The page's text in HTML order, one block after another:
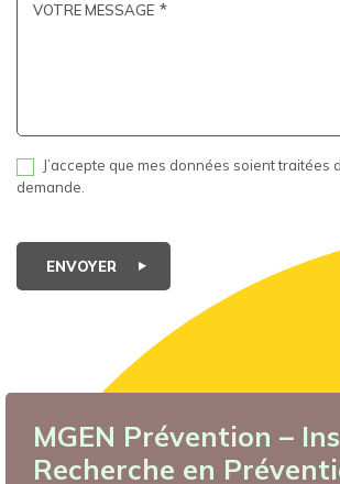
VOTRE MESSAGE
J’accepte que mes données soient traitées
demande.
ENVOYER
MGEN Prévention –
Recherche en